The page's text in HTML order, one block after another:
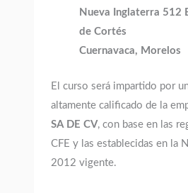
Nueva Inglaterra 512
de Cortés
Cuernavaca, Morelos
El curso será impartido por
altamente calificado de la
SA DE CV, con base en las
CFE y las establecidas en la
2012 vigente.